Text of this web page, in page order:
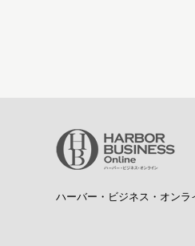
ハーバー・ビジネス・オンラ